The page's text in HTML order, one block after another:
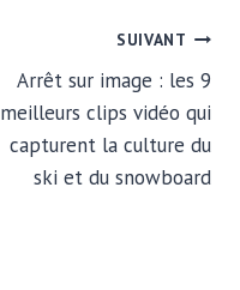
SUIVANT
Arrêt sur image : les 9
meilleurs clips vidéo qui
capturent la culture du
ski et du snowboard